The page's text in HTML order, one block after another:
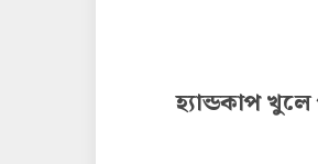
হ্যান্ডকাপ